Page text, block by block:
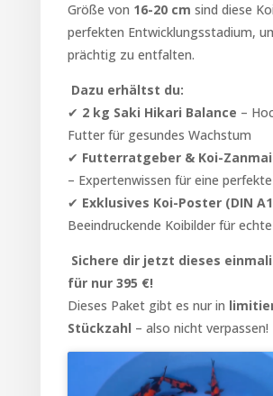
Größe von 16-20 cm sind diese
perfekten Entwicklungsstadium,
prächtig zu entfalten.
Dazu erhältst du:
✔ 2 kg Saki Hikari Balance –
Futter für gesundes Wachstum
✔ Futterratgeber & Koi-
– Expertenwissen für eine
✔ Exklusives Koi-Poster (DIN
Beeindruckende Koibilder für
Sichere dir jetzt dieses
für nur 395 €!
Dieses Paket gibt es nur in
Stückzahl – also nicht verpassen!